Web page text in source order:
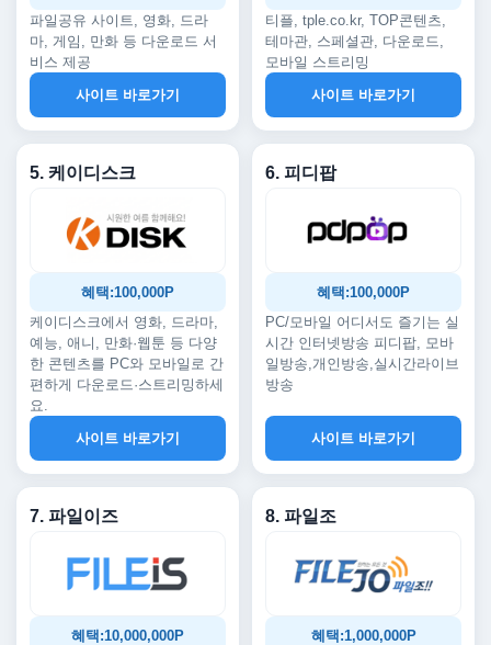
파일공유 사이트, 영화, 드라
마, 게임, 만화 등 다운로드 서
비스 제공
사이트 바로가기
티플, tple.co.kr, TOP콘텐츠,
테마관, 스페셜관, 다운로드,
모바일 스트리밍
사이트 바로가기
5. 케이디스크
혜택:100,000P
케이디스크에서 영화, 드라마,
예능, 애니, 만화·웹툰 등 다양
한 콘텐츠를 PC와 모바일로 간
편하게 다운로드·스트리밍하세
요.
사이트 바로가기
6. 피디팝
혜택:100,000P
PC/모바일 어디서도 즐기는 실
시간 인터넷방송 피디팝, 모바
일방송,개인방송,실시간라이브
방송
사이트 바로가기
7. 파일이즈
혜택:10,000,000P
8. 파일조
혜택:1,000,000P